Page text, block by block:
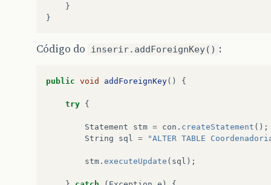
}else {
}
} catch ( Exception ) {
}
}
}
Código do inserir.addForeignKey() :
public void addForeignKey() {
try {
Statement stm = con . createStatement ();
String
sql = "ALTER TABLE
stm . executeUpdate ( sql );